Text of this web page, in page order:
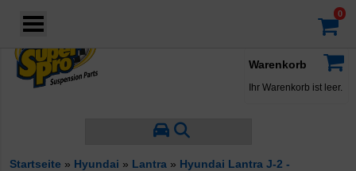
Warenkorb
Ihr Warenkorb ist leer.
Startseite » Hyundai » Lantra » Hyundai Lantra J-2 -